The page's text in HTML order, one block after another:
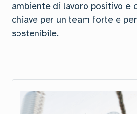
ambiente di lavoro positivo e
chiave per un team forte e
sostenibile.